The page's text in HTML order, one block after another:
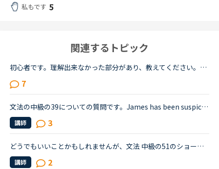
私もです 5
関連するトピック
初心者です。理解出来なかった部分があり、教えてください。James is asking Charlotte about Gabriella's birthday party. James When was Gabriella's birthday?Charlotte It was last weekend.James How was t...
7
文法の中級の39についての質問です。James has been suspicious about Andrew's strange behavior lately.James「 Frankly, I don't know why you are still going to that farm. You were only going there for ...
講師 3
どうでもいいことかもしれませんが、文法 中級の51のショートカンバセーションについて質問です。Daniel came back from Ben's house in the evening.Daniel “Ben asked me how you were doing. How was your day...
講師 2